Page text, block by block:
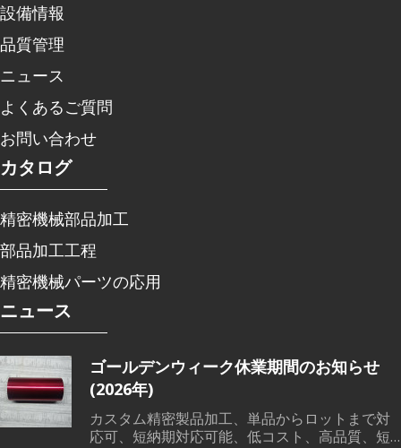
設備情報
品質管理
ニュース
よくあるご質問
お問い合わせ
カタログ
精密機械部品加工
部品加工工程
精密機械パーツの応用
ニュース
ゴールデンウィーク休業期間のお知らせ
(2026年)
カスタム精密製品加工、単品からロットまで対
応可、短納期対応可能、低コスト、高品質、短